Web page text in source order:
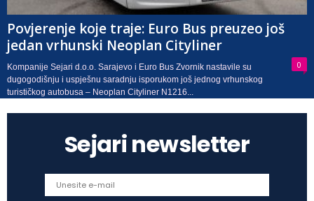
Povjerenje koje traje: Euro Bus preuzeo još
jedan vrhunski Neoplan Cityliner
0
Kompanije Sejari d.o.o. Sarajevo i Euro Bus Zvornik nastavile su
dugogodišnju i uspješnu saradnju isporukom još jednog vrhunskog
turističkog autobusa – Neoplan Cityliner N1216...
Sejari newsletter